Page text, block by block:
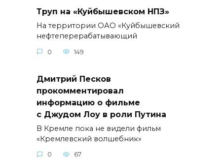
Труп на «Куйбышевском НПЗ»
На территории ОАО «Куйбышевский
нефтеперерабатывающий
0 149
Дмитрий Песков
прокомментировал
информацию о фильме
с Джудом Лоу в роли Путина
В Кремле пока не видели фильм
«Кремлевский волшебник»
0 67